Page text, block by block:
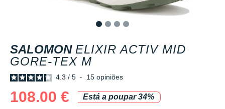
SALOMON ELIXIR ACTIV MID
GORE-TEX M
4.3 / 5 - 15 opiniões
108.00 €
Está a poupar 34%